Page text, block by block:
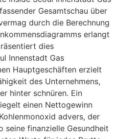
Gesamtschau über
durch die Berechnung
erlangt
dies
Innenstadt Gas
Hauptgeschäften erzielt
des Unternehmens,
hinter schnüren. Ein
einen Nettogewinn
advers, der
seine finanzielle Gesundheit